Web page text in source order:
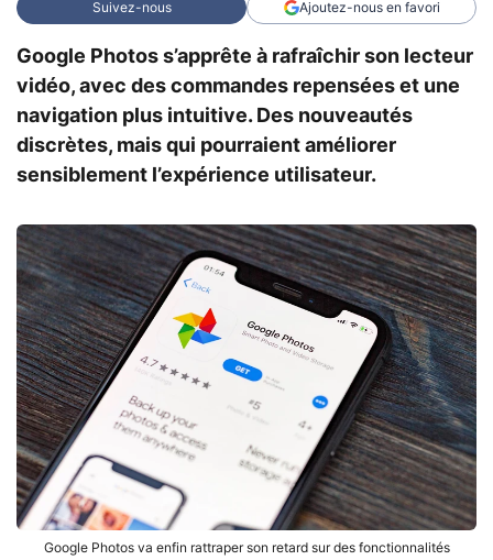
Suivez-nous Ajoutez-nous en favori
Google Photos s’apprête à rafraîchir son lecteur
vidéo, avec des commandes repensées et une
navigation plus intuitive. Des nouveautés
discrètes, mais qui pourraient améliorer
sensiblement l’expérience utilisateur.
Google Photos va enfin rattraper son retard sur des fonctionnalités